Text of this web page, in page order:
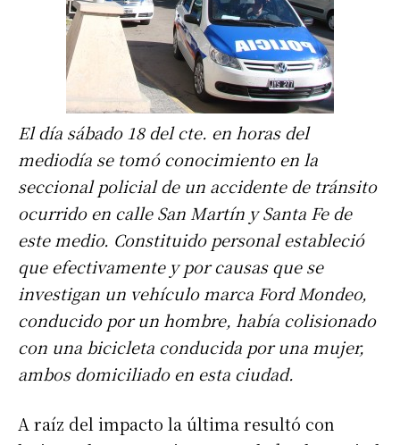
El día sábado 18 del cte. en horas del
mediodía se tomó conocimiento en la
seccional policial de un accidente de tránsito
ocurrido en calle San Martín y Santa Fe de
este medio. Constituido personal estableció
que efectivamente y por causas que se
investigan un vehículo marca Ford Mondeo,
conducido por un hombre, había colisionado
con una bicicleta conducida por una mujer,
ambos domiciliado en esta ciudad.
A raíz del impacto la última resultó con